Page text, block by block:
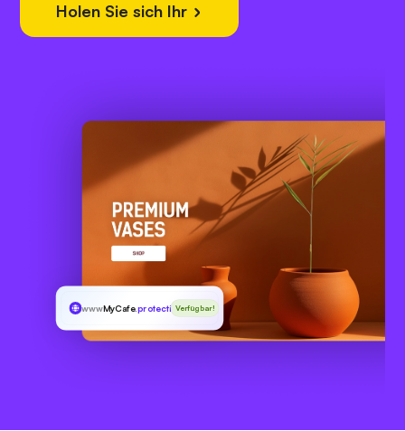
Holen Sie sich Ihr
wwwMyCafe.protectionVerfügbar!